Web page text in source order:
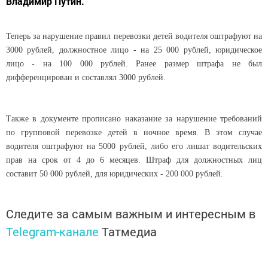
Теперь за нарушение правил перевозки детей водителя оштрафуют на
3000 рублей, должностное лицо - на 25 000 рублей, юридическое
лицо - на 100 000 рублей. Ранее размер штрафа не был
дифференцирован и составлял 3000 рублей.
Также в документе прописано наказание за нарушение требований
по групповой перевозке детей в ночное время. В этом случае
водителя оштрафуют на 5000 рублей, либо его лишат водительских
прав на срок от 4 до 6 месяцев. Штраф для должностных лиц
составит 50 000 рублей, для юридических - 200 000 рублей.
Следите за самым важным и интересным в
Telegram-канале Татмедиа